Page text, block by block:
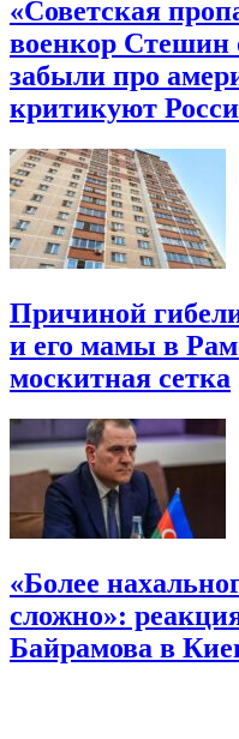
«Советская
военкор Стешин
забыли про
критикуют
Причиной
и его мамы в
москитная сетка
«Более
сложно»:
Байрамова в